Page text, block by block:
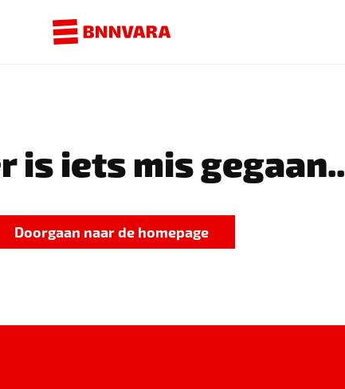
is iets mis gegaan..
Doorgaan naar de homepage